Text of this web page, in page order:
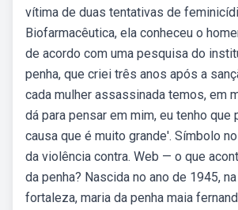
vítima de duas tentativas de
Biofarmacêutica, ela conheceu o
de acordo com uma pesquisa do
penha, que criei três anos após a
cada mulher assassinada temos, em
dá para pensar em mim, eu tenho que
causa que é muito grande'. Símbolo
da violência contra. Web — o que
da penha? Nascida no ano de 1945,
fortaleza, maria da penha maia